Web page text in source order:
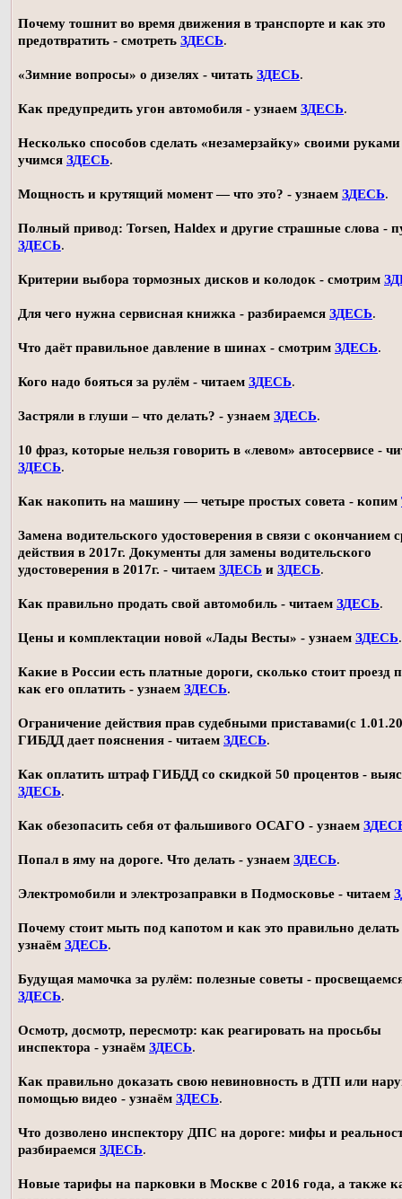
Почему тошнит во время движения в транспорте и как это
предотвратить - смотреть ЗДЕСЬ.
«Зимние вопросы» о дизелях - читать ЗДЕСЬ.
Как предупредить угон автомобиля - узнаем ЗДЕСЬ.
Несколько способов сделать «незамерзайку» своими
учимся ЗДЕСЬ.
Мощность и крутящий момент — что это? - узнаем ЗДЕСЬ.
Полный привод: Torsen, Haldex и другие страшные слова -
ЗДЕСЬ.
Критерии выбора тормозных дисков и колодок - смотрим
Для чего нужна сервисная книжка - разбираемся ЗДЕСЬ.
Что даёт правильное давление в шинах - смотрим ЗДЕСЬ.
Кого надо бояться за рулём - читаем ЗДЕСЬ.
Застряли в глуши – что делать? - узнаем ЗДЕСЬ.
10 фраз, которые нельзя говорить в «левом» автосервисе -
ЗДЕСЬ.
Как накопить на машину — четыре простых совета - копим
Замена водительского удостоверения в связи с окончанием
действия в 2017г. Документы для замены водительского
удостоверения в 2017г. - читаем ЗДЕСЬ и ЗДЕСЬ.
Как правильно продать свой автомобиль - читаем ЗДЕСЬ.
Цены и комплектации новой «Лады Весты» - узнаем ЗДЕСЬ.
Какие в России есть платные дороги, сколько стоит проезд
как его оплатить - узнаем ЗДЕСЬ.
Ограничение действия прав судебными приставами(с
ГИБДД дает пояснения - читаем ЗДЕСЬ.
Как оплатить штраф ГИБДД со скидкой 50 процентов -
ЗДЕСЬ.
Как обезопасить себя от фальшивого ОСАГО - узнаем
Попал в яму на дороге. Что делать - узнаем ЗДЕСЬ.
Электромобили и электрозаправки в Подмосковье - читаем
Почему стоит мыть под капотом и как это правильно делать
узнаём ЗДЕСЬ.
Будущая мамочка за рулём: полезные советы -
ЗДЕСЬ.
Осмотр, досмотр, пересмотр: как реагировать на просьбы
инспектора - узнаём ЗДЕСЬ.
Как правильно доказать свою невиновность в ДТП или
помощью видео - узнаём ЗДЕСЬ.
Что дозволено инспектору ДПС на дороге: мифы и
разбираемся ЗДЕСЬ.
Новые тарифы на парковки в Москве с 2016 года, а также